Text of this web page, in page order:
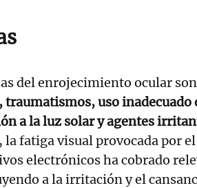
del enrojecimiento ocular
traumatismos, uso inadecuado
a la luz solar y agentes
la fatiga visual provocada por
electrónicos ha cobrado
a la irritación y el